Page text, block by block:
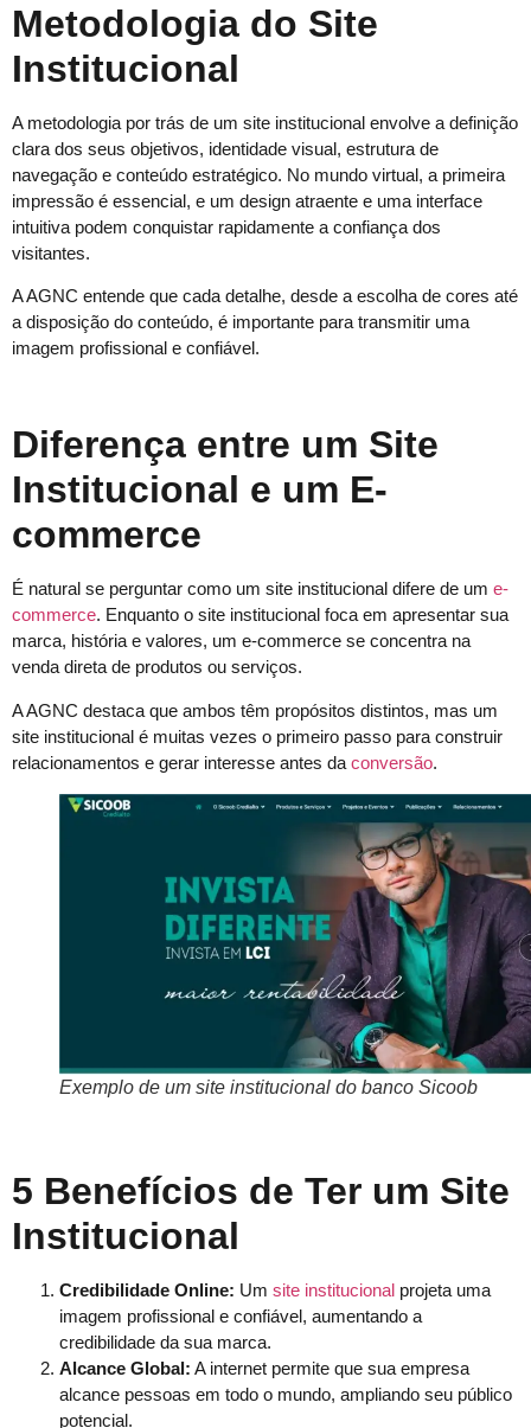
Metodologia do Site
Institucional
A metodologia por trás de um site institucional envolve a definição
clara dos seus objetivos, identidade visual, estrutura de
navegação e conteúdo estratégico. No mundo virtual, a primeira
impressão é essencial, e um design atraente e uma interface
intuitiva podem conquistar rapidamente a confiança dos
visitantes.
A AGNC entende que cada detalhe, desde a escolha de cores até
a disposição do conteúdo, é importante para transmitir uma
imagem profissional e confiável.
Diferença entre um Site
Institucional e um E-
commerce
É natural se perguntar como um site institucional difere de um e-
commerce. Enquanto o site institucional foca em apresentar sua
marca, história e valores, um e-commerce se concentra na
venda direta de produtos ou serviços.
A AGNC destaca que ambos têm propósitos distintos, mas um
site institucional é muitas vezes o primeiro passo para construir
relacionamentos e gerar interesse antes da conversão.
Exemplo de um site institucional do banco Sicoob
5 Benefícios de Ter um Site
Institucional
Credibilidade Online: Um site institucional projeta uma
imagem profissional e confiável, aumentando a
credibilidade da sua marca.
Alcance Global: A internet permite que sua empresa
alcance pessoas em todo o mundo, ampliando seu público
potencial.